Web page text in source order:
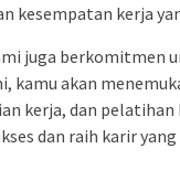
kesempatan kerja
juga berkomitmen
kamu akan
kerja, dan
dan raih karir